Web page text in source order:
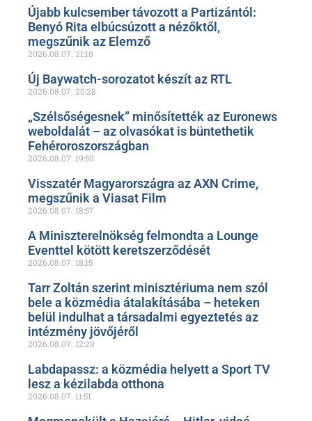
Újabb kulcsember távozott a Partizántól:
Benyó Rita elbúcsúzott a nézőktől,
megszűnik az Elemző
2026.08.07. 21:18
Új Baywatch-sorozatot készít az RTL
2026.08.07. 20:28
„Szélsőségesnek” minősítették az Euronews
weboldalát – az olvasókat is büntethetik
Fehéroroszországban
2026.08.07. 19:50
Visszatér Magyarországra az AXN Crime,
megszűnik a Viasat Film
2026.08.07. 18:57
A Miniszterelnökség felmondta a Lounge
Eventtel kötött keretszerződését
2026.08.07. 18:15
Tarr Zoltán szerint minisztériuma nem szól
bele a közmédia átalakításába – heteken
belül indulhat a társadalmi egyeztetés az
intézmény jövőjéről
2026.08.07. 12:28
Labdapassz: a közmédia helyett a Sport TV
lesz a kézilabda otthona
2026.08.07. 11:51